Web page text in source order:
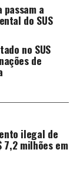
passam a
do SUS
no SUS
de
ilegal de
milhões em